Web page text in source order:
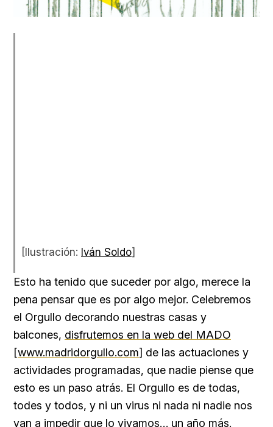
[Ilustración: Iván Soldo]
Esto ha tenido que suceder por algo, merece la
pena pensar que es por algo mejor. Celebremos
el Orgullo decorando nuestras casas y
balcones, disfrutemos en la web del MADO
[www.madridorgullo.com] de las actuaciones y
actividades programadas, que nadie piense que
esto es un paso atrás. El Orgullo es de todas,
todes y todos, y ni un virus ni nada ni nadie nos
van a impedir que lo vivamos… un año más.